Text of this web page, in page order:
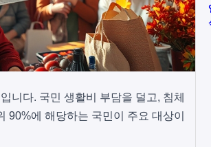
니다. 국민 생활비 부담을 덜고, 침체
90%에 해당하는 국민이 주요 대상이